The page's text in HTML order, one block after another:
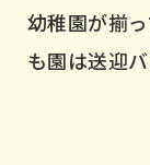
幼稚園が揃
も園は送迎